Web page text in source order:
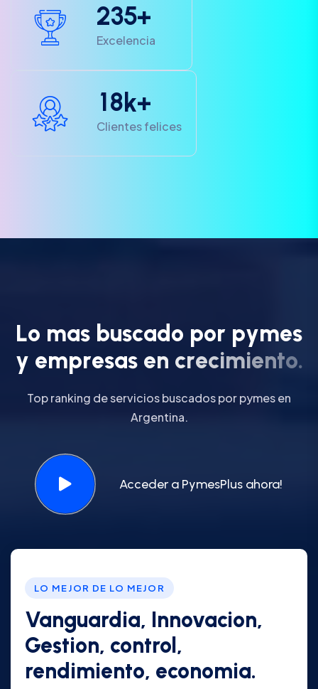
235+
Excelencia
18k+
Clientes felices
Lo mas buscado por pymes
y empresas en crecimiento.
Top ranking de servicios buscados por pymes en
Argentina.
Acceder a PymesPlus ahora!
LO MEJOR DE LO MEJOR
Vanguardia, Innovacion,
Gestion, control,
rendimiento, economia.